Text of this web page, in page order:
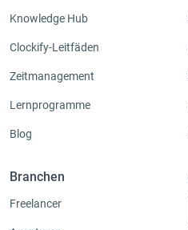
Knowledge Hub
Clockify-Leitfäden
Zeitmanagement
Lernprogramme
Blog
Branchen
Freelancer